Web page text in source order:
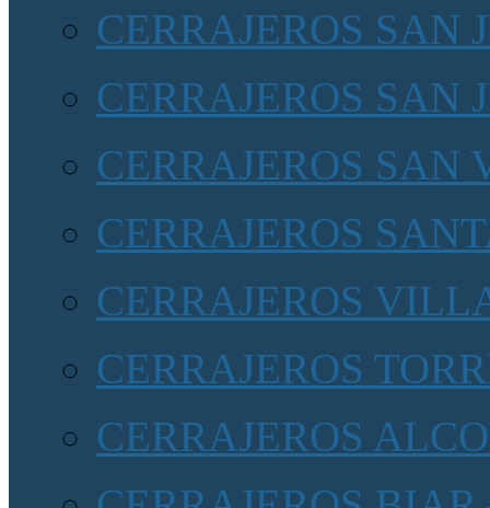
CERRAJEROS SAN
CERRAJEROS SAN
CERRAJEROS SAN
CERRAJEROS
CERRAJEROS
CERRAJEROS
CERRAJEROS